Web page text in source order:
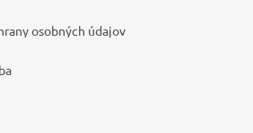
osobných údajov